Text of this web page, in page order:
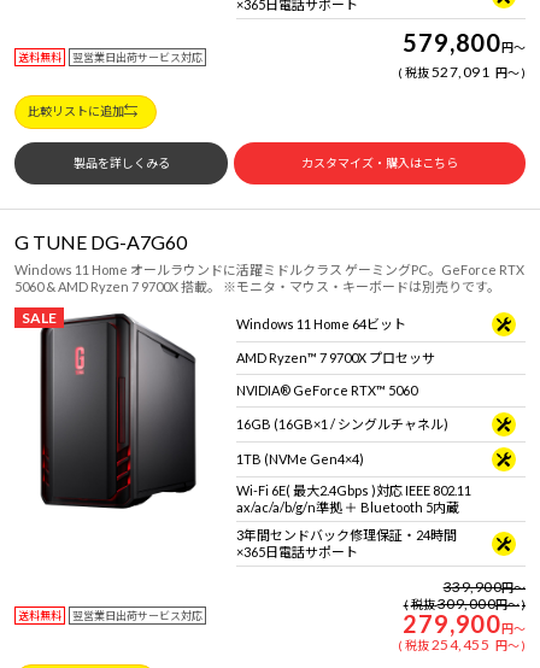
×365日電話サポート
送料無料 翌営業日出荷サービス対応 579,800円～
税抜527,091 円～
比較リストに追加
製品を詳しくみる カスタマイズ・購入はこちら
G TUNE DG-A7G60
Windows 11 Home オールラウンドに活躍ミドルクラス ゲーミングPC。GeForce RTX
5060 & AMD Ryzen 7 9700X 搭載。 ※モニタ・マウス・キーボードは別売りです。
SALE Windows 11 Home 64ビット
AMD Ryzen™ 7 9700X プロセッサ
NVIDIA® GeForce RTX™ 5060
16GB (16GB×1 / シングルチャネル)
1TB (NVMe Gen4×4)
Wi-Fi 6E( 最大2.4Gbps )対応 IEEE 802.11
ax/ac/a/b/g/n準拠 ＋ Bluetooth 5内蔵
3年間センドバック修理保証・24時間
×365日電話サポート
送料無料 翌営業日出荷サービス対応
339,900円～
税抜309,000円～
279,900円～
税抜254,455 円～